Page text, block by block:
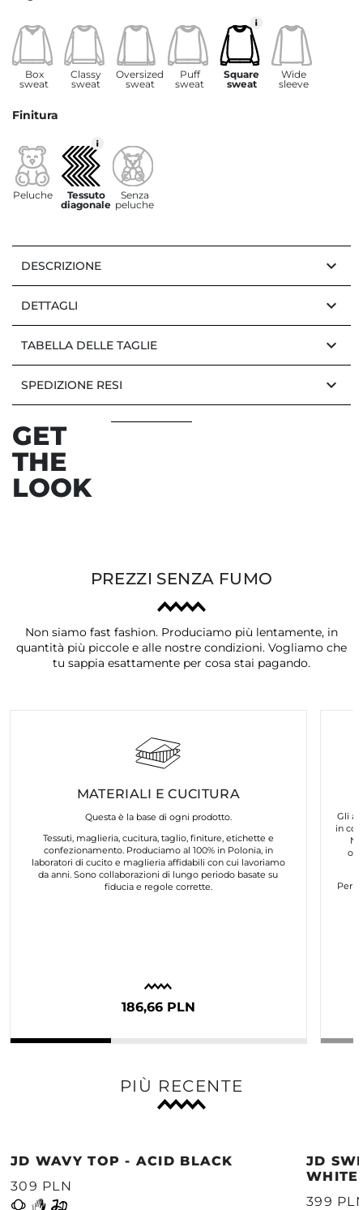
Box
sweat
Classy
sweat
Oversized
sweat
Puff
sweat
Square
sweat
Wide
sleeve
Finitura
Peluche
Tessuto
diagonale
Senza
peluche
DESCRIZIONE keyboard_arrow_down
DETTAGLI keyboard_arrow_down
TABELLA DELLE TAGLIE keyboard_arrow_down
SPEDIZIONE RESI keyboard_arrow_down
GET
THE
LOOK
PREZZI SENZA FUMO
Non siamo fast fashion. Produciamo più lentamente, in
quantità più piccole e alle nostre condizioni. Vogliamo che
tu sappia esattamente per cosa stai pagando.
MATERIALI E CUCITURA
Questa è la base di ogni prodotto.
Tessuti, maglieria, cucitura, taglio, finiture, etichette e
confezionamento. Produciamo al 100% in Polonia, in
laboratori di cucito e maglieria affidabili con cui lavoriamo
da anni. Sono collaborazioni di lungo periodo basate su
fiducia e regole corrette.
186,66 PLN
Gli
in
Per
PIÙ RECENTE
JD WAVY TOP - ACID BLACK
309 PLN
JD
WHITE
399